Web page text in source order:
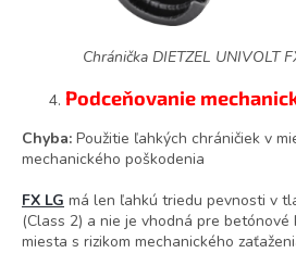
Chránička DIETZEL UNIVOLT
Podceňovanie
Chyba: Použitie ľahkých chráničiek v
mechanického poškodenia
FX LG má len ľahkú triedu pevnosti v
(Class 2) a nie je vhodná pre
miesta s rizikom mechanického